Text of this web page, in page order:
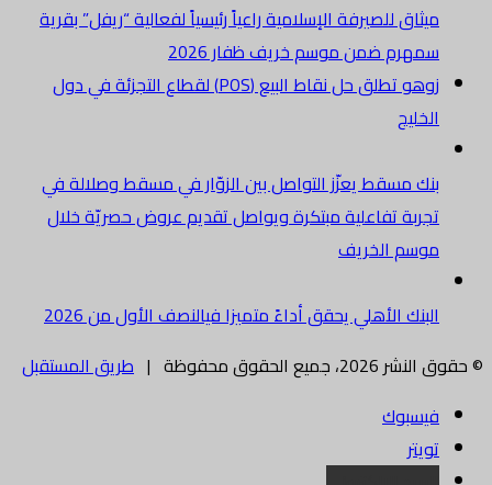
ميثاق للصيرفة الإسلامية راعياً رئيسياً لفعالية “ريفل” بقرية
سمهرم ضمن موسم خريف ظفار 2026
زوهو تطلق حل نقاط البيع (POS) لقطاع التجزئة في دول
الخليج
بنك مسقط يعزّز التواصل بين الزوّار في مسقط وصلالة في
تجربة تفاعلية مبتكرة ويواصل تقديم عروض حصريّة خلال
موسم الخريف
البنك الأهلي يحقق أداءً متميزا فيالنصف الأول من 2026
© حقوق النشر 2026، جميع الحقوق محفوظة |
طريق المستقبل
فيسبوك
تويتر